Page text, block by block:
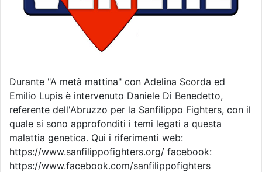
Durante "A metà mattina" con Adelina Scorda ed
Emilio Lupis è intervenuto Daniele Di Benedetto,
referente dell'Abruzzo per la Sanfilippo Fighters, con il
quale si sono approfonditi i temi legati a questa
malattia genetica. Qui i riferimenti web:
https://www.sanfilippofighters.org/ facebook:
https://www.facebook.com/sanfilippofighters